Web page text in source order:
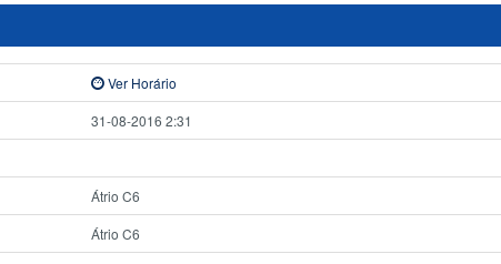
Ver Horário
31-08-2016 2:31
Átrio C6
Átrio C6